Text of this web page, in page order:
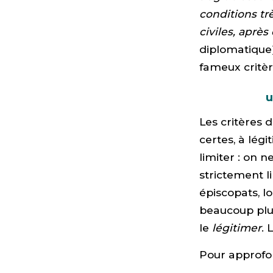
conditions
civiles,
fameux
Les critères
certes, à
limiter : on
strictement
épiscopats,
beaucoup
le légitimer.
Pour